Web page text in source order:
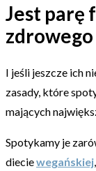
Jest parę
I jeśli jeszcze ich
zasady, które
mających
Spotykamy je
dieciewegańskiej